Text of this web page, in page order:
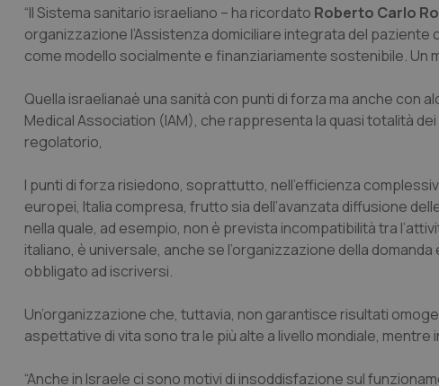
“Il Sistema sanitario israeliano – ha ricordato Roberto Carlo
organizzazione l’Assistenza domiciliare integrata del paziente
come modello socialmente e finanziariamente sostenibile. Un
Quella israelianaè una sanità con punti di forza ma anche con
Medical Association (IAM), che rappresenta la quasi totalità
regolatorio,
I punti di forza risiedono, soprattutto, nell’efficienza
europei, Italia compresa, frutto sia dell’avanzata diffusione
nella quale, ad esempio, non è prevista incompatibilità tra
italiano, è universale, anche se l’organizzazione della
obbligato ad iscriversi.
Un’organizzazione che, tuttavia, non garantisce risultati
aspettative di vita sono tra le più alte a livello mondiale, mentre
“Anche in Israele ci sono motivi di insoddisfazione sul